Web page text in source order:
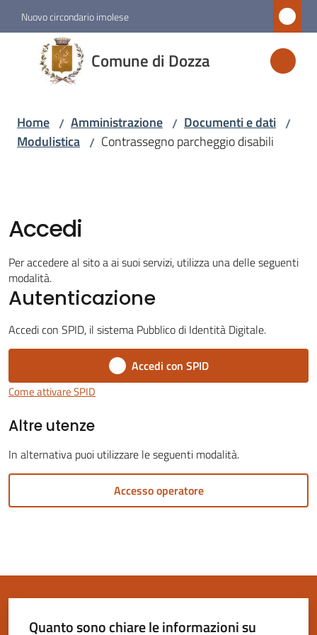
Vai al contenuto
Vai alla navigazione
Vai al footer
Nuovo circondario imolese
Comune di Dozza
Comune
di
Dozza
Amministrazione
Servizi
Vivere
on-
gli
Home / Amministrazione / Documenti e dati /
Modulistica / Contrassegno parcheggio disabili
Accedi
Per accedere al sito a ai suoi servizi, utilizza una delle seguenti
modalità.
Autenticazione
Accedi con SPID, il sistema Pubblico di Identità Digitale.
Accedi con SPID
Come attivare SPID
Altre utenze
In alternativa puoi utilizzare le seguenti modalità.
Accesso operatore
Quanto sono chiare le informazioni su